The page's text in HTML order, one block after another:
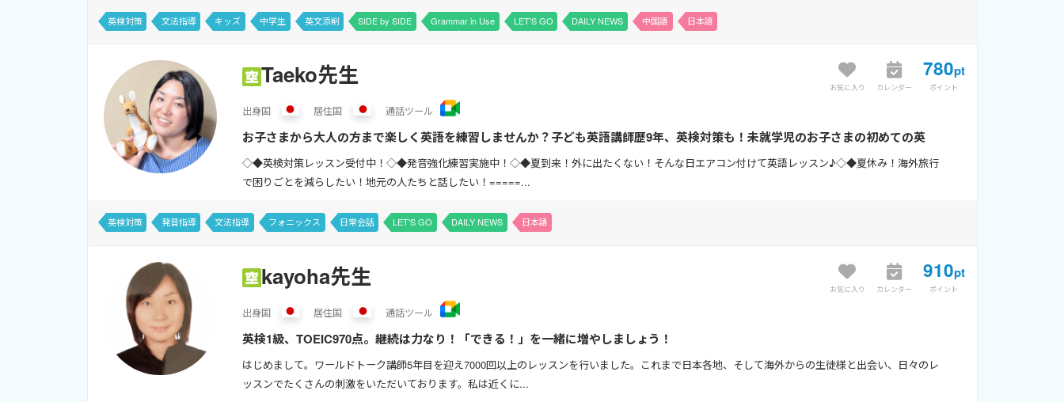
英検対策 文法指導 キッズ 中学生 英文添削 SIDE by SIDE Grammar in Use LET'S GO DAILY NEWS 中国語 日本語
お気に入り カレンダー
780pt
ポイント
Taeko先生
出身国 居住国 通話ツール
お子さまから大人の方まで楽しく英語を練習しませんか？子ども英語講師歴9年、英検対策も！未就学児のお子さまの初めての英
語体験、小学生・中学生・高校生の英検対策、学校の授業の振り返り、また大人の方の...
◇◆英検対策レッスン受付中！◇◆発音強化練習実施中！◇◆夏到来！外に出たくない！そんな日エアコン付けて英語レッスン♪◇◆夏休み！海外旅行
で困りごとを減らしたい！地元の人たちと話したい！=====...
英検対策 発音指導 文法指導 フォニックス 日常会話 LET'S GO DAILY NEWS 日本語
お気に入り カレンダー
910pt
ポイント
kayoha先生
出身国 居住国 通話ツール
英検1級、TOEIC970点。継続は力なり！「できる！」を一緒に増やしましょう！
はじめまして。ワールドトーク講師5年目を迎え7000回以上のレッスンを行いました。これまで日本各地、そして海外からの生徒様と出会い、日々のレ
ッスンでたくさんの刺激をいただいております。私は近くに...